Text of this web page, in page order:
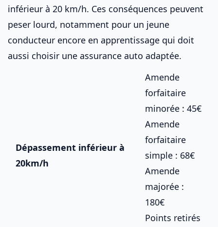
inférieur à 20 km/h. Ces conséquences peuvent
peser lourd, notamment pour un jeune
conducteur encore en apprentissage qui doit
aussi choisir une assurance auto adaptée.
Dépassement inférieur à
20km/h
Amende
forfaitaire
minorée : 45€
Amende
forfaitaire
simple : 68€
Amende
majorée :
180€
Points retirés